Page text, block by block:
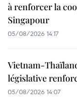
à renforcer la
Singapour
05/08/2026 14:17
Vietnam-
législative
05/08/2026 14:07